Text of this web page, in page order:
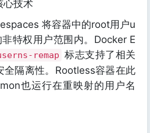
心技术
将容器中的root用户u
特权用户范围内。Docker E
remap 标志支持了相关
全隔离性。Rootless容器在此
也运行在重映射的用户名